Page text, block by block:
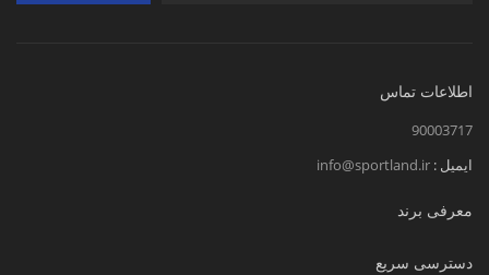
اطلاعات تماس
90003717
ایمیل : info@sportland.ir
معرفی برند
دسترسی سریع